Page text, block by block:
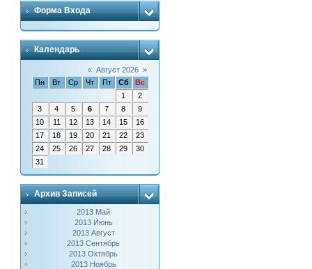
Форма Входа
Календарь
« Август 2026 »
Пн
Вт Ср Чт Пт Сб
Вс
1
2
3
4 5 6 7 8
9
10
11 12 13 14 15
16
17
18 19 20 21 22
23
24
25 26 27 28 29
30
31
Архив Записей
2013 Май
2013 Июнь
2013 Август
2013 Сентябрь
2013 Октябрь
2013 Ноябрь